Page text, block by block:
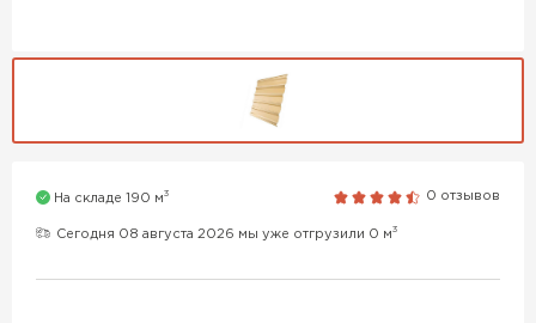
На складе 190 м3 0 отзывов
Сегодня 08 августа 2026 мы уже отгрузили 0 м3